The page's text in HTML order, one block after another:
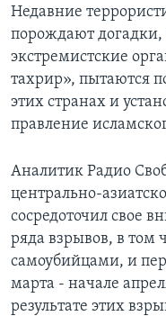
Языки
Недавние
порождают догадки,
экстремистские
тахрир», пытаются
этих странах и
правление
Аналитик Радио
центрально-
сосредоточил свое
ряда взрывов, в том
самоубийцами, и
марта - начале
результате этих